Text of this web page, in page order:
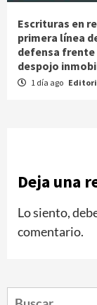
Escrituras en
primera línea
defensa frente
despojo
1 día ago
Deja una
Lo siento,
comentario.
Buscar: